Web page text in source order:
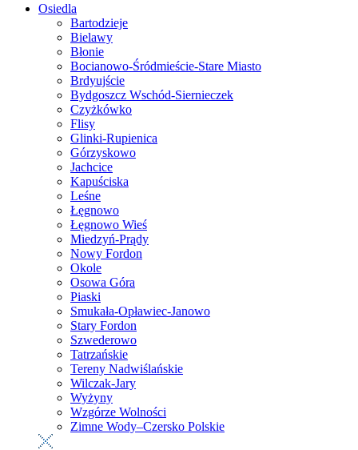
Osiedla
Bartodzieje
Bielawy
Błonie
Bocianowo-Śródmieście-Stare Miasto
Brdyujście
Bydgoszcz Wschód-Siernieczek
Czyżkówko
Flisy
Glinki-Rupienica
Górzyskowo
Jachcice
Kapuściska
Leśne
Łęgnowo
Łęgnowo Wieś
Miedzyń-Prądy
Nowy Fordon
Okole
Osowa Góra
Piaski
Smukała-Opławiec-Janowo
Stary Fordon
Szwederowo
Tatrzańskie
Tereny Nadwiślańskie
Wilczak-Jary
Wyżyny
Wzgórze Wolności
Zimne Wody–Czersko Polskie